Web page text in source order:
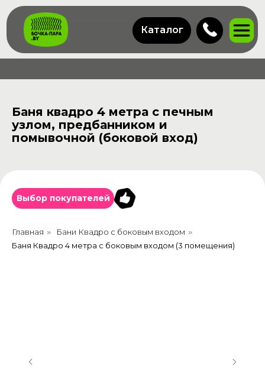
Каталог
Баня квадро 4 метра с печным
узлом, предбанником и
помывочной (боковой вход)
Выбор покупателей
Главная » Бани Квадро с боковым входом »
Баня Квадро 4 метра с боковым входом (3 помещения)